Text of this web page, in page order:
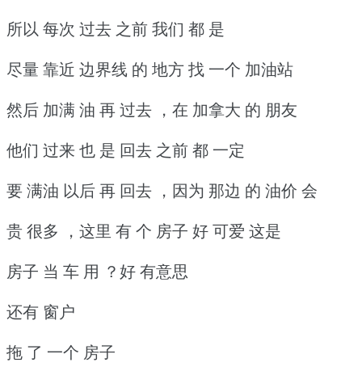
所以 每次 过去 之前 我们 都 是
尽量 靠近 边界线 的 地方 找 一个 加油站
然后 加满 油 再 过去 ，在 加拿大 的 朋友
他们 过来 也 是 回去 之前 都 一定
要 满油 以后 再 回去 ，因为 那边 的 油价 会
贵 很多 ，这里 有 个 房子 好 可爱 这是
房子 当 车 用 ？好 有意思
还有 窗户
拖 了 一个 房子